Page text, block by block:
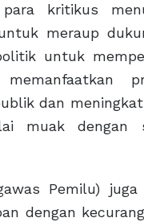
kritikus
meraup
untuk
memanfaatkan
dan
muak dengan
Pemilu)
dengan